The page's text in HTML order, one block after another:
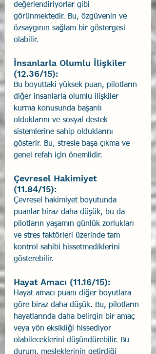
değerlendiriyorlar gibi
görünmektedir. Bu, özgüvenin ve
özsaygının sağlam bir göstergesi
olabilir.
İnsanlarla Olumlu İlişkiler
(12.36/15):
Bu boyuttaki yüksek puan, pilotların
diğer insanlarla olumlu ilişkiler
kurma konusunda başarılı
olduklarını ve sosyal destek
sistemlerine sahip olduklarını
gösterir. Bu, stresle başa çıkma ve
genel refah için önemlidir.
Çevresel Hakimiyet
(11.84/15):
Çevresel hakimiyet boyutunda
puanlar biraz daha düşük, bu da
pilotların yaşamın günlük zorlukları
ve stres faktörleri üzerinde tam
kontrol sahibi hissetmediklerini
gösterebilir.
Hayat Amacı (11.16/15):
Hayat amacı puanı diğer boyutlara
göre biraz daha düşük. Bu, pilotların
hayatlarında daha belirgin bir amaç
veya yön eksikliği hissediyor
olabileceklerini düşündürebilir. Bu
durum, mesleklerinin getirdiği